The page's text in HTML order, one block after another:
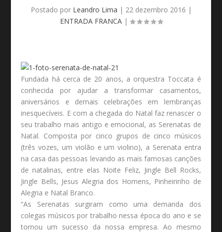
Postado por Leandro Lima | 22 dezembro 2016 |
ENTRADA FRANCA|
Fundada há cerca de 20 anos, a orquestra Toccata é
conhecida por ajudar a transformar casamentos,
aniversários e demais celebrações em lembranças
inesquecíveis. E com a chegada do Natal faz renascer o
seu trabalho mais antigo e emocional, as Serenatas de
Natal. Composta por cinco grupos de cinco músicos
(três vozes, um violão e um violino), a Serenata entra
na casa das pessoas levando as mais famosas canções
de natalinas, entre elas Noite Feliz, Jingle Bell Rocks,
Jingle Bells, Jesus Alegria dos Homens, Pinheirinho de
Alegria e Natal Branco.
“As Serenatas surgiram como uma demanda dos
colegas músicos por trabalho nessa época do ano e se
tornou um sucesso da nossa empresa. Ao mesmo